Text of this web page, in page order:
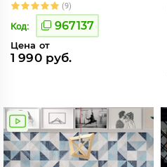
(9)
Код: 967137
Цена от
1 990 руб.